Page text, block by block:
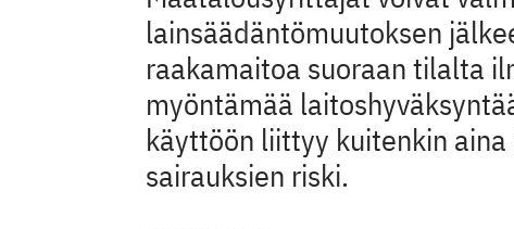
lainsäädäntömuutoksen
raakamaitoa suoraan tilalta
myöntämää
käyttöön liittyy kuitenkin
sairauksien riski.